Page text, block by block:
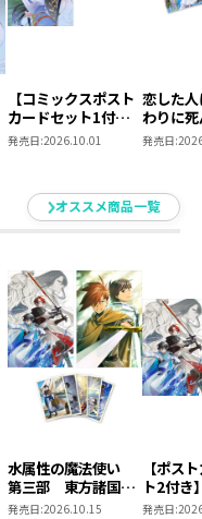
【コミックスポスト
カードセット1付
き】恋した人は、妹
結婚した片思い相手
がなぜ今さら私のも
とに？と思ったら―
発売日:2026.10.01
恋した
わりに
言った
発売日:
オススメ商品一覧
水属性の魔法使い
第三部 東方諸国編
8 同時発売まとめ
発売日:2026.10.15
【ポス
ト2付き
魔法使
発売日: